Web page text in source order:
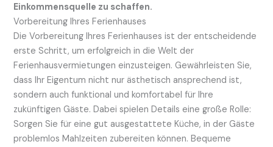
Einkommensquelle zu schaffen.
Vorbereitung Ihres Ferienhauses
Die Vorbereitung Ihres Ferienhauses ist der entscheidende
erste Schritt, um erfolgreich in die Welt der
Ferienhausvermietungen einzusteigen. Gewährleisten Sie,
dass Ihr Eigentum nicht nur ästhetisch ansprechend ist,
sondern auch funktional und komfortabel für Ihre
zukünftigen Gäste. Dabei spielen Details eine große Rolle:
Sorgen Sie für eine gut ausgestattete Küche, in der Gäste
problemlos Mahlzeiten zubereiten können. Bequeme